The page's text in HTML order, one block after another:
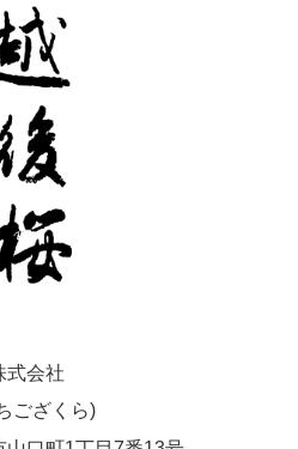
式会社
ござくら)